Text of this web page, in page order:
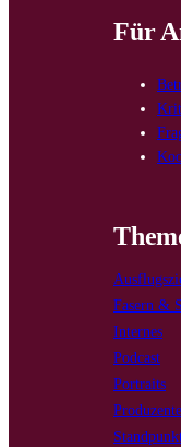
Für
Fasern &
Internes
Podcast
Portraits